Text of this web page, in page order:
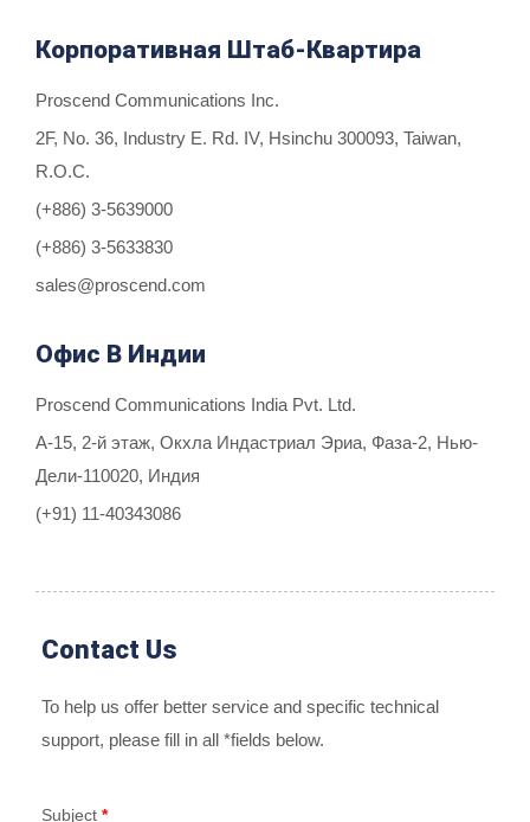
Корпоративная Штаб-Квартира
Proscend Communications Inc.
2F, No. 36, Industry E. Rd. IV, Hsinchu 300093, Taiwan,
R.O.C.
(+886) 3-5639000
(+886) 3-5633830
sales@proscend.com
Офис В Индии
Proscend Communications India Pvt. Ltd.
A-15, 2-й этаж, Окхла Индастриал Эриа, Фаза-2, Нью-
Дели-110020, Индия
(+91) 11-40343086